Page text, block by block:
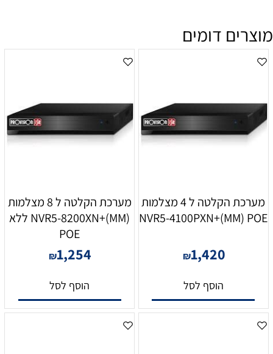
מוצרים דומים
מערכת הקלטה ל 4 מצלמות
NVR5-4100PXN+(MM) POE
₪1,420
הוסף לסל
מערכת הקלטה ל 8 מצלמות
NVR5-8200XN+(MM) ללא
POE
₪1,254
הוסף לסל